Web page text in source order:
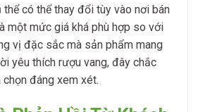
thể có thể thay đổi tùy vào nơi bán
một mức giá khá phù hợp so với
vị đặc sắc mà sản phẩm mang
yêu thích rượu vang, đây chắc
đáng xem xét.